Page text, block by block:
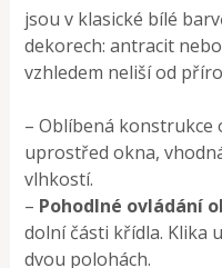
jsou v klasické bílé
dekorech: antracit
vzhledem neliší od
– Oblíbená konstrukce
uprostřed okna,
vlhkostí.
– Pohodlné ovládání
dolní části křídla. Klika
dvou polohách.